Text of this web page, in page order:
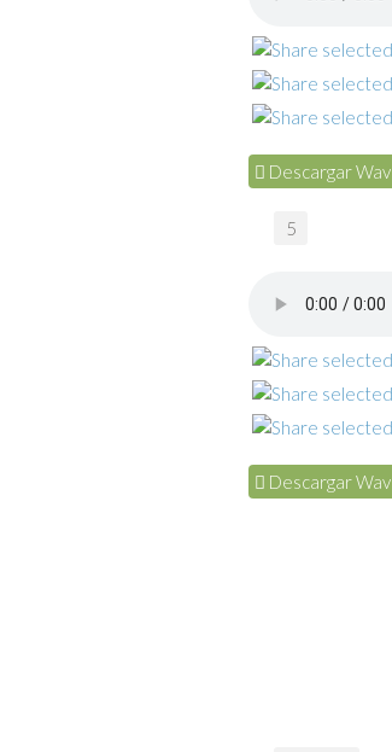
Descargar Wav
Descargar Wav
5